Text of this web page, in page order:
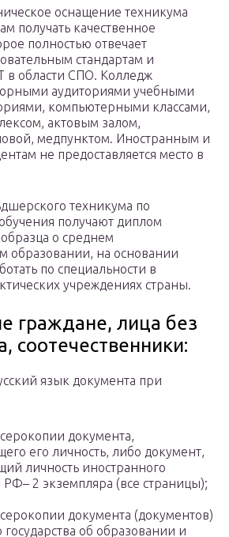
оснащение техникума
получать качественное
полностью отвечает
стандартам и
в области СПО. Колледж
аудиториями учебными
компьютерными классами,
актовым залом,
медпунктом. Иностранным и
не предоставляется место в
техникума по
получают диплом
о среднем
образовании, на основании
по специальности в
учреждениях страны.
граждане, лица без
соотечественники:
язык документа при
документа,
его личность, либо документ,
личность иностранного
РФ– 2 экземпляра (все страницы);
документа (документов)
государства об образовании и